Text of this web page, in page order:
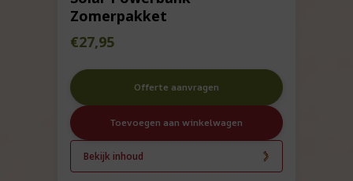
Zomerpakket
€27,95
Offerte aanvragen
Toevoegen aan winkelwagen
Bekijk inhoud